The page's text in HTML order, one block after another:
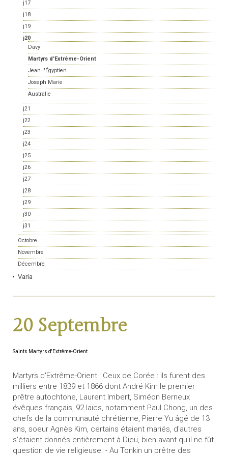
j17
j18
j19
j20
Davy
Martyrs d'Extrême-Orient
Jean l'Égyptien
Joseph Marie
Australie
j21
j22
j23
j24
j25
j26
j27
j28
j29
j30
j31
Octobre
Novembre
Décembre
Varia
20 Septembre
Saints Martyrs d'Extrême-Orient
Martyrs d'Extrême-Orient : Ceux de Corée : ils furent des
milliers entre 1839 et 1866 dont André Kim le premier
prêtre autochtone, Laurent Imbert, Siméon Berneux
évêques français, 92 laïcs, notamment Paul Chong, un des
chefs de la communauté chrétienne, Pierre Yu âgé de 13
ans, soeur Agnès Kim, certains étaient mariés, d'autres
s'étaient donnés entièrement à Dieu, bien avant qu'il ne fût
question de vie religieuse. - Au Tonkin un prêtre des